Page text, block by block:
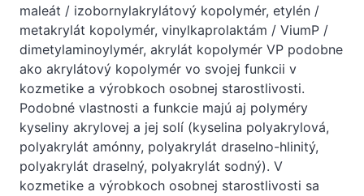
maleát / izobornylakrylátový kopolymér, etylén /
metakrylát kopolymér, vinylkaprolaktám / ViumP /
dimetylaminoylymér, akrylát kopolymér VP podobne
ako akrylátový kopolymér vo svojej funkcii v
kozmetike a výrobkoch osobnej starostlivosti.
Podobné vlastnosti a funkcie majú aj polyméry
kyseliny akrylovej a jej solí (kyselina polyakrylová,
polyakrylát amónny, polyakrylát draselno-hlinitý,
polyakrylát draselný, polyakrylát sodný). V
kozmetike a výrobkoch osobnej starostlivosti sa